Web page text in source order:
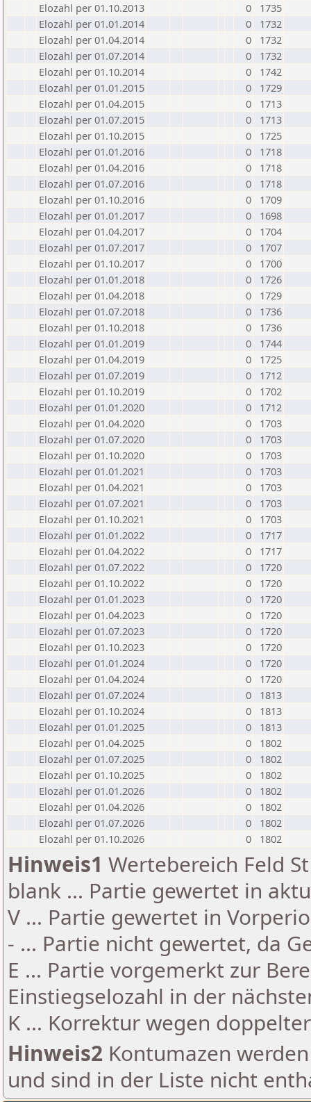
Elozahl per 01.10.2013
0
1735
Elozahl per 01.01.2014
0
1732
Elozahl per 01.04.2014
0
1732
Elozahl per 01.07.2014
0
1732
Elozahl per 01.10.2014
0
1742
Elozahl per 01.01.2015
0
1729
Elozahl per 01.04.2015
0
1713
Elozahl per 01.07.2015
0
1713
Elozahl per 01.10.2015
0
1725
Elozahl per 01.01.2016
0
1718
Elozahl per 01.04.2016
0
1718
Elozahl per 01.07.2016
0
1718
Elozahl per 01.10.2016
0
1709
Elozahl per 01.01.2017
0
1698
Elozahl per 01.04.2017
0
1704
Elozahl per 01.07.2017
0
1707
Elozahl per 01.10.2017
0
1700
Elozahl per 01.01.2018
0
1726
Elozahl per 01.04.2018
0
1729
Elozahl per 01.07.2018
0
1736
Elozahl per 01.10.2018
0
1736
Elozahl per 01.01.2019
0
1744
Elozahl per 01.04.2019
0
1725
Elozahl per 01.07.2019
0
1712
Elozahl per 01.10.2019
0
1702
Elozahl per 01.01.2020
0
1712
Elozahl per 01.04.2020
0
1703
Elozahl per 01.07.2020
0
1703
Elozahl per 01.10.2020
0
1703
Elozahl per 01.01.2021
0
1703
Elozahl per 01.04.2021
0
1703
Elozahl per 01.07.2021
0
1703
Elozahl per 01.10.2021
0
1703
Elozahl per 01.01.2022
0
1717
Elozahl per 01.04.2022
0
1717
Elozahl per 01.07.2022
0
1720
Elozahl per 01.10.2022
0
1720
Elozahl per 01.01.2023
0
1720
Elozahl per 01.04.2023
0
1720
Elozahl per 01.07.2023
0
1720
Elozahl per 01.10.2023
0
1720
Elozahl per 01.01.2024
0
1720
Elozahl per 01.04.2024
0
1720
Elozahl per 01.07.2024
0
1813
Elozahl per 01.10.2024
0
1813
Elozahl per 01.01.2025
0
1813
Elozahl per 01.04.2025
0
1802
Elozahl per 01.07.2025
0
1802
Elozahl per 01.10.2025
0
1802
Elozahl per 01.01.2026
0
1802
Elozahl per 01.04.2026
0
1802
Elozahl per 01.07.2026
0
1802
Elozahl per 01.10.2026
0 1802
Hinweis1 Wertebereich Feld
blank ... Partie gewertet in
V ... Partie gewertet in
- ... Partie nicht gewertet, da
E ... Partie vorgemerkt zur
Einstiegselozahl in der
K ... Korrektur wegen
Hinweis2 Kontumazen
und sind in der Liste nicht